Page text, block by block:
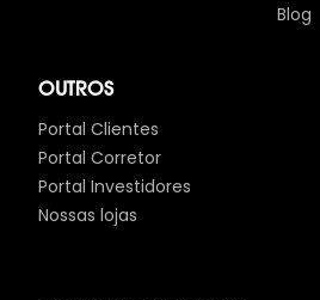
Blog
OUTROS
Portal Clientes
Portal Corretor
Portal Investidores
Nossas lojas